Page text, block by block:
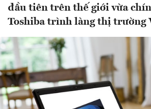
đầu tiên trên thế giới vừa
Toshiba trình làng thị trường